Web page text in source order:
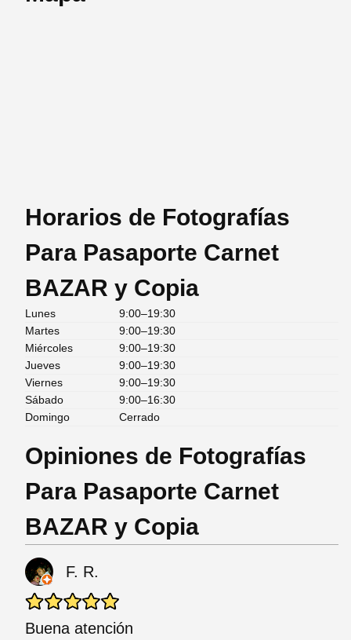
Horarios de Fotografías
Para Pasaporte Carnet
BAZAR y Copia
Lunes
9:00–19:30
Martes
9:00–19:30
Miércoles
9:00–19:30
Jueves
9:00–19:30
Viernes
9:00–19:30
Sábado
9:00–16:30
Domingo
Cerrado
Opiniones de Fotografías
Para Pasaporte Carnet
BAZAR y Copia
F. R.
Buena atención